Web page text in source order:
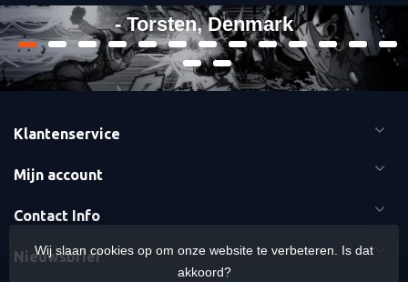
- Torsten, Denmark
Klantenservice
Mijn account
Contact Info
Nieuwsbrief
Wij slaan cookies op om onze website te verbeteren. Is dat
akkoord?